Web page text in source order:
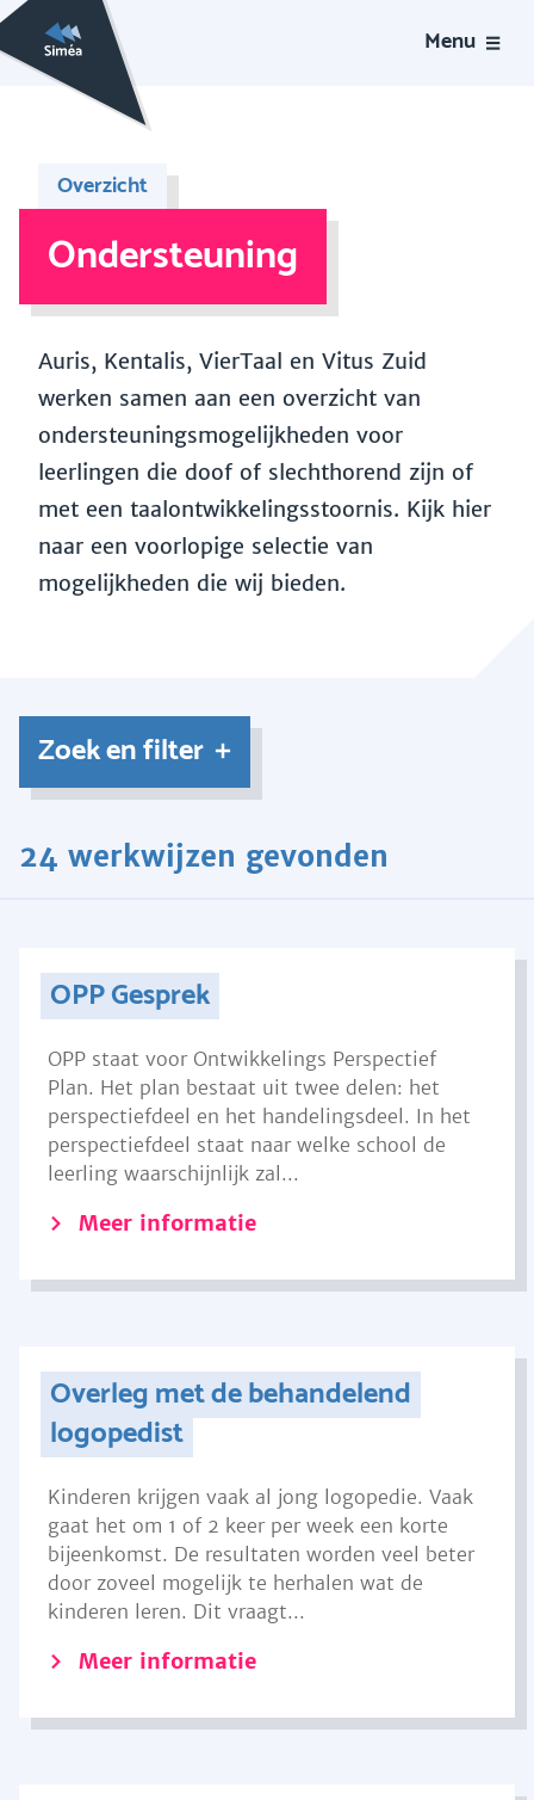
Menu
Overzicht
Ondersteuning
Auris, Kentalis, VierTaal en Vitus Zuid
werken samen aan een overzicht van
ondersteuningsmogelijkheden voor
leerlingen die doof of slechthorend zijn of
met een taalontwikkelingsstoornis. Kijk hier
naar een voorlopige selectie van
mogelijkheden die wij bieden.
Zoek en filter
24 werkwijzen gevonden
OPP Gesprek
OPP staat voor Ontwikkelings Perspectief
Plan. Het plan bestaat uit twee delen: het
perspectiefdeel en het handelingsdeel. In het
perspectiefdeel staat naar welke school de
leerling waarschijnlijk zal...
Meer informatie
Overleg met de behandelend
logopedist
Kinderen krijgen vaak al jong logopedie. Vaak
gaat het om 1 of 2 keer per week een korte
bijeenkomst. De resultaten worden veel beter
door zoveel mogelijk te herhalen wat de
kinderen leren. Dit vraagt...
Meer informatie